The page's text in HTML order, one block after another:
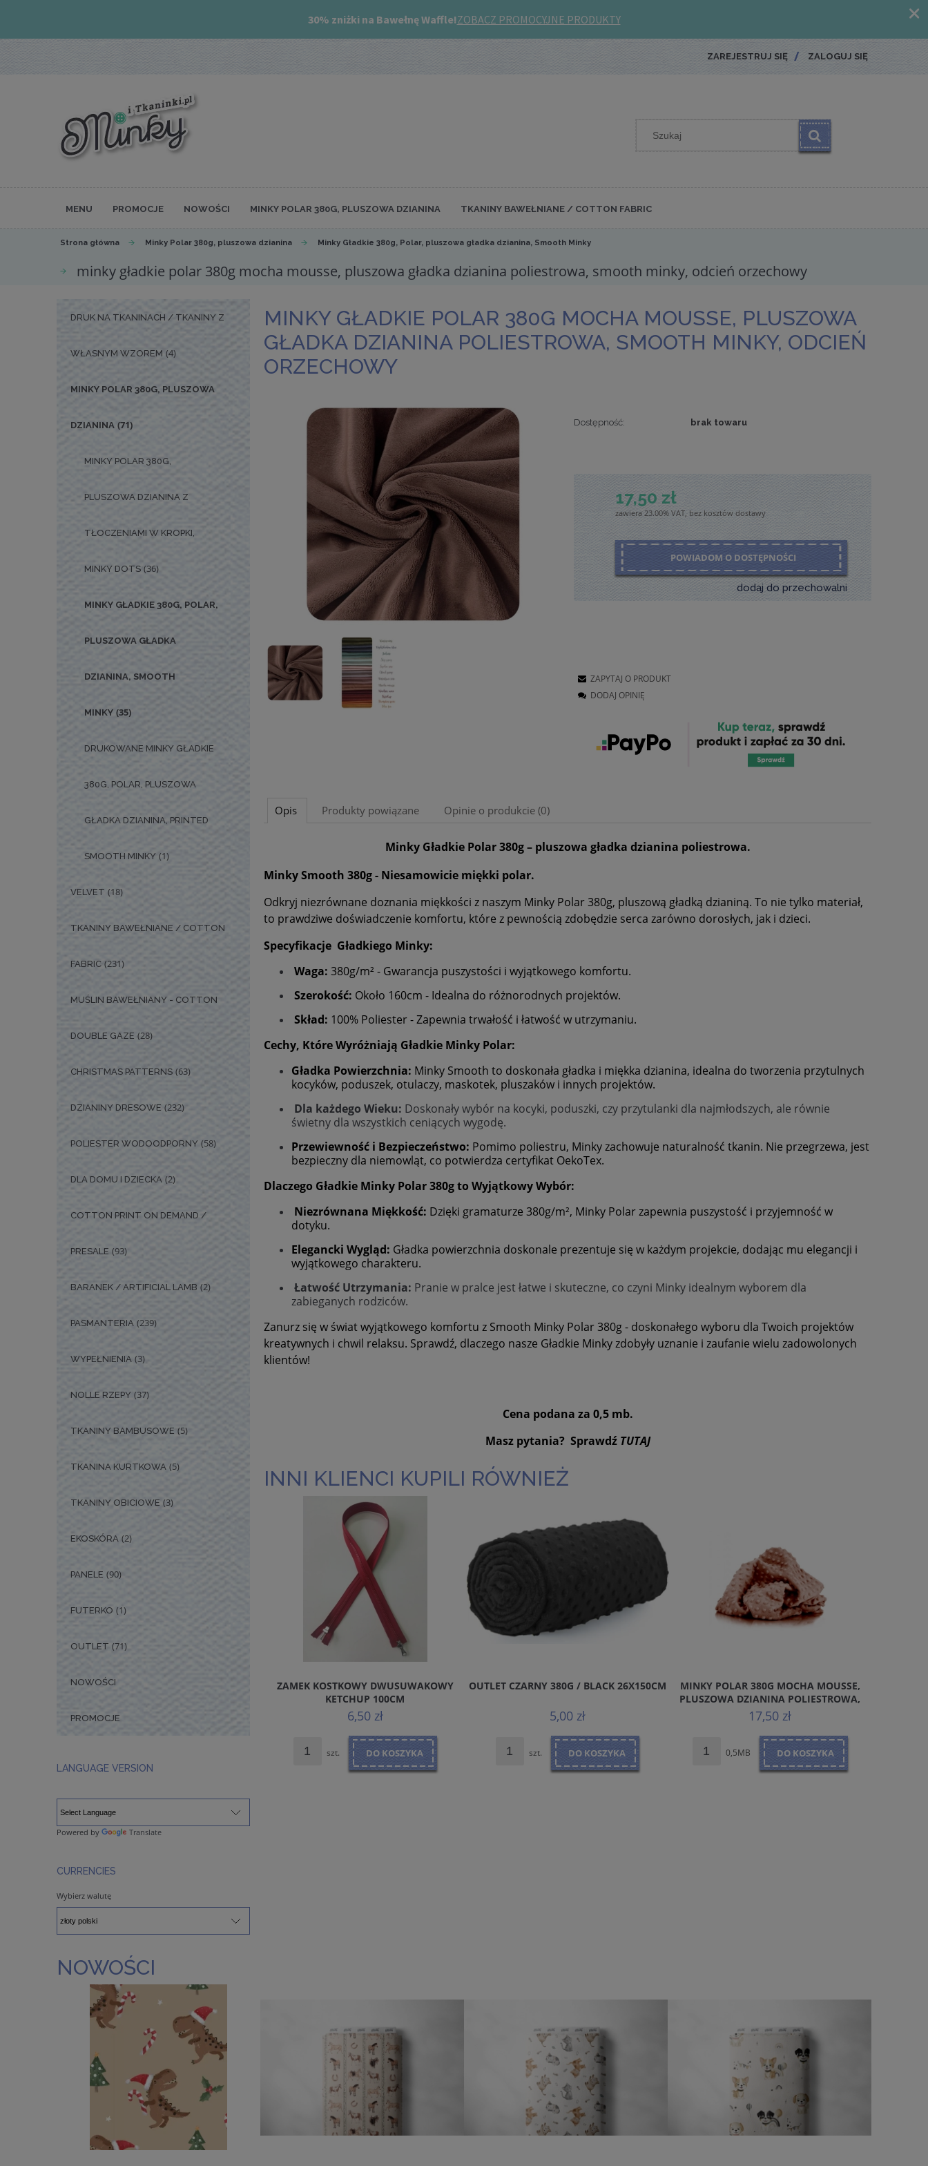
ZAREJESTRUJ SIĘ ZALOGUJ SIĘ
MENU PROMOCJE NOWOŚCI MINKY POLAR 380G, PLUSZOWA DZIANINA TKANINY BAWEŁNIANE / COTTON FABRIC
Strona główna Minky Polar 380g, pluszowa dzianina Minky Gładkie 380g, Polar, pluszowa gładka dzianina, Smooth Minky
minky gładkie polar 380g mocha mousse, pluszowa gładka dzianina poliestrowa, smooth minky, odcień orzechowy
DRUK NA TKANINACH / TKANINY Z
WŁASNYM WZOREM (4)
MINKY POLAR 380G, PLUSZOWA
DZIANINA (71)
MINKY POLAR 380G,
PLUSZOWA DZIANINA Z
TŁOCZENIAMI W KROPKI,
MINKY DOTS (36)
MINKY GŁADKIE 380G, POLAR,
PLUSZOWA GŁADKA
DZIANINA, SMOOTH
MINKY (35)
DRUKOWANE MINKY GŁADKIE
380G, POLAR, PLUSZOWA
GŁADKA DZIANINA, PRINTED
SMOOTH MINKY (1)
VELVET (18)
TKANINY BAWEŁNIANE / COTTON
FABRIC (231)
MUŚLIN BAWEŁNIANY - COTTON
DOUBLE GAZE (28)
CHRISTMAS PATTERNS (63)
DZIANINY DRESOWE (232)
POLIESTER WODOODPORNY (58)
DLA DOMU I DZIECKA (2)
COTTON PRINT ON DEMAND /
PRESALE (93)
BARANEK / ARTIFICIAL LAMB (2)
PASMANTERIA (239)
WYPEŁNIENIA (3)
NOLLE RZEPY (37)
TKANINY BAMBUSOWE (5)
TKANINA KURTKOWA (5)
TKANINY OBICIOWE (3)
EKOSKÓRA (2)
PANELE (90)
FUTERKO (1)
OUTLET (71)
NOWOŚCI
PROMOCJE
LANGUAGE VERSION
Powered by Translate
CURRENCIES
Wybierz walutę
MINKY GŁADKIE POLAR 380G MOCHA MOUSSE, PLUSZOWA
GŁADKA DZIANINA POLIESTROWA, SMOOTH MINKY, ODCIEŃ
ORZECHOWY
Dostępność: brak towaru
17,50 zł
zawiera 23.00% VAT, bez kosztów dostawy
POWIADOM O DOSTĘPNOŚCI
dodaj do przechowalni
ZAPYTAJ O PRODUKT
DODAJ OPINIĘ
Opis Produkty powiązane Opinie o produkcie (0)
Minky Gładkie Polar 380g – pluszowa gładka dzianina poliestrowa.
Minky Smooth 380g - Niesamowicie miękki polar.
Odkryj niezrównane doznania miękkości z naszym Minky Polar 380g, pluszową gładką dzianiną. To nie tylko materiał,
to prawdziwe doświadczenie komfortu, które z pewnością zdobędzie serca zarówno dorosłych, jak i dzieci.
Specyfikacje Gładkiego Minky:
Waga: 380g/m² - Gwarancja puszystości i wyjątkowego komfortu.
Szerokość: Około 160cm - Idealna do różnorodnych projektów.
Skład: 100% Poliester - Zapewnia trwałość i łatwość w utrzymaniu.
Cechy, Które Wyróżniają Gładkie Minky Polar:
Gładka Powierzchnia: Minky Smooth to doskonała gładka i miękka dzianina, idealna do tworzenia przytulnych
kocyków, poduszek, otulaczy, maskotek, pluszaków i innych projektów.
Dla każdego Wieku: Doskonały wybór na kocyki, poduszki, czy przytulanki dla najmłodszych, ale równie
świetny dla wszystkich ceniących wygodę.
Przewiewność i Bezpieczeństwo: Pomimo poliestru, Minky zachowuje naturalność tkanin. Nie przegrzewa, jest
bezpieczny dla niemowląt, co potwierdza certyfikat OekoTex.
Dlaczego Gładkie Minky Polar 380g to Wyjątkowy Wybór:
Niezrównana Miękkość: Dzięki gramaturze 380g/m², Minky Polar zapewnia puszystość i przyjemność w
dotyku.
Elegancki Wygląd: Gładka powierzchnia doskonale prezentuje się w każdym projekcie, dodając mu elegancji i
wyjątkowego charakteru.
Łatwość Utrzymania: Pranie w pralce jest łatwe i skuteczne, co czyni Minky idealnym wyborem dla
zabieganych rodziców.
Zanurz się w świat wyjątkowego komfortu z Smooth Minky Polar 380g - doskonałego wyboru dla Twoich projektów
kreatywnych i chwil relaksu. Sprawdź, dlaczego nasze Gładkie Minky zdobyły uznanie i zaufanie wielu zadowolonych
klientów!
Cena podana za 0,5 mb.
Masz pytania? Sprawdź TUTAJ
INNI KLIENCI KUPILI RÓWNIEŻ
ZAMEK KOSTKOWY DWUSUWAKOWY
KETCHUP 100CM
6,50 zł
szt. DO KOSZYKA
OUTLET CZARNY 380G / BLACK 26X150CM
5,00 zł
szt. DO KOSZYKA
MINKY POLAR 380G MOCHA MOUSSE,
PLUSZOWA DZIANINA POLIESTROWA,
ODCIEŃ ORZECHOWY
17,50 zł
0,5MB DO KOSZYKA
NOWOŚCI